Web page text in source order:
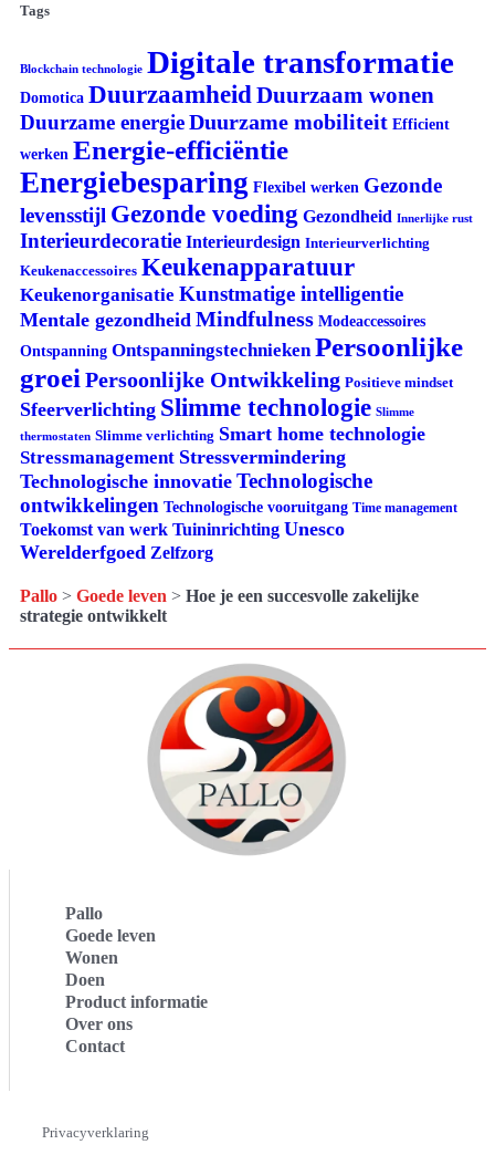
Tags
Blockchain technologie Digitale transformatie
Domotica Duurzaamheid Duurzaam wonen
Duurzame energieDuurzame mobiliteit Efficient
werken Energie-efficiëntie
Energiebesparing Flexibel werken Gezonde
levensstijl Gezonde voeding Gezondheid Innerlijke rust
Interieurdecoratie Interieurdesign Interieurverlichting
Keukenaccessoires Keukenapparatuur
Keukenorganisatie Kunstmatige intelligentie
Mentale gezondheid Mindfulness Modeaccessoires
Ontspanning Ontspanningstechnieken Persoonlijke
groei Persoonlijke Ontwikkeling Positieve mindset
Sfeerverlichting Slimme technologie Slimme
thermostaten Slimme verlichting Smart home technologie
Stressmanagement Stressvermindering
Technologische innovatie Technologische
ontwikkelingen Technologische vooruitgang Time management
Toekomst van werk Tuininrichting Unesco
Werelderfgoed Zelfzorg
Pallo > Goede leven > Hoe je een succesvolle zakelijke
strategie ontwikkelt
Pallo
Goede leven
Wonen
Doen
Product informatie
Over ons
Contact
Privacyverklaring